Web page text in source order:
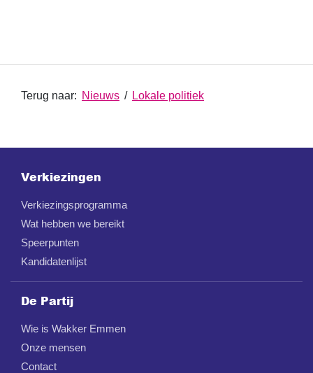
Terug naar: Nieuws / Lokale politiek
Verkiezingen
Verkiezingsprogramma
Wat hebben we bereikt
Speerpunten
Kandidatenlijst
De Partij
Wie is Wakker Emmen
Onze mensen
Contact